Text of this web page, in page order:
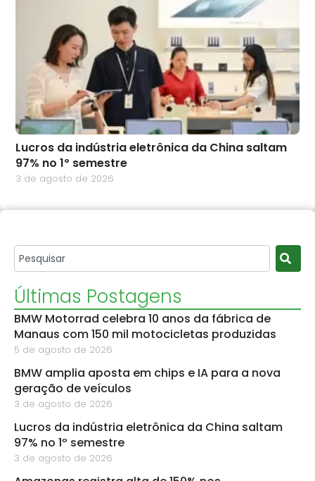
Lucros da indústria eletrônica da China saltam
97% no 1º semestre
3 de agosto de 2026
Últimas Postagens
BMW Motorrad celebra 10 anos da fábrica de
Manaus com 150 mil motocicletas produzidas
5 de agosto de 2026
BMW amplia aposta em chips e IA para a nova
geração de veículos
3 de agosto de 2026
Lucros da indústria eletrônica da China saltam
97% no 1º semestre
3 de agosto de 2026